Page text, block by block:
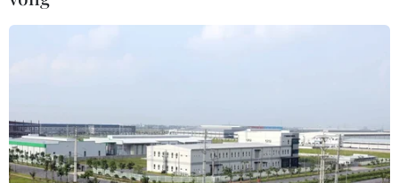
27/05/2026 04:28